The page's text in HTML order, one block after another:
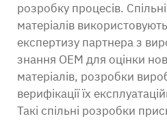
розробку процесів.
матеріалів
експертизу партнера з
знання OEM для оцінки
матеріалів, розробки
верифікації їх
Такі спільні розробки